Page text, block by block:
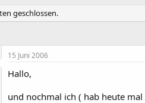
geschlossen.
15 Juni 2006
Hallo,
und nochmal ich ( hab heute